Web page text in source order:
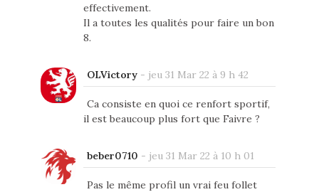
effectivement.
Il a toutes les qualités pour faire un bon
8.
OLVictory- jeu 31 Mar 22 à 9 h 42
Ca consiste en quoi ce renfort sportif,
il est beaucoup plus fort que Faivre ?
beber0710 - jeu 31 Mar 22 à 10 h 01
Pas le même profil un vrai feu follet